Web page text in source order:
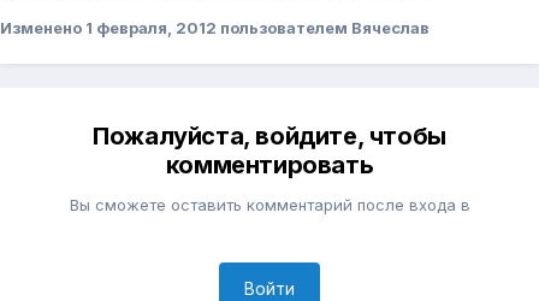
Изменено 1 февраля, 2012 пользователем Вячеслав
Пожалуйста, войдите, чтобы
комментировать
Вы сможете оставить комментарий после входа в
Войти